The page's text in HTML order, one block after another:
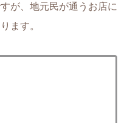
が、地元民が通うお店に
ます。